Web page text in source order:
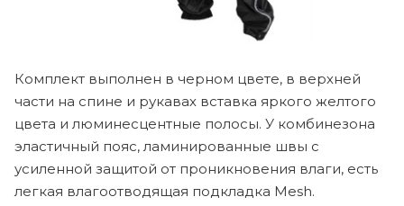
Комплект выполнен в черном цвете, в верхней
части на спине и рукавах вставка яркого желтого
цвета и люминесцентные полосы. У комбинезона
эластичный пояс, ламинированные швы с
усиленной защитой от проникновения влаги, есть
легкая влагоотводящая подкладка Mesh.